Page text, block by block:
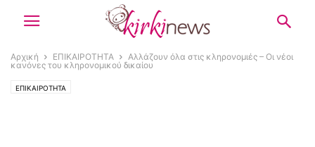
Αρχική ΕΠΙΚΑΙΡΟΤΗΤΑ
Αλλάζουν όλα στις κληρονομιές – Οι νέοι
κανόνες του κληρονομικού δικαίου
ΕΠΙΚΑΙΡΟΤΗΤΑ